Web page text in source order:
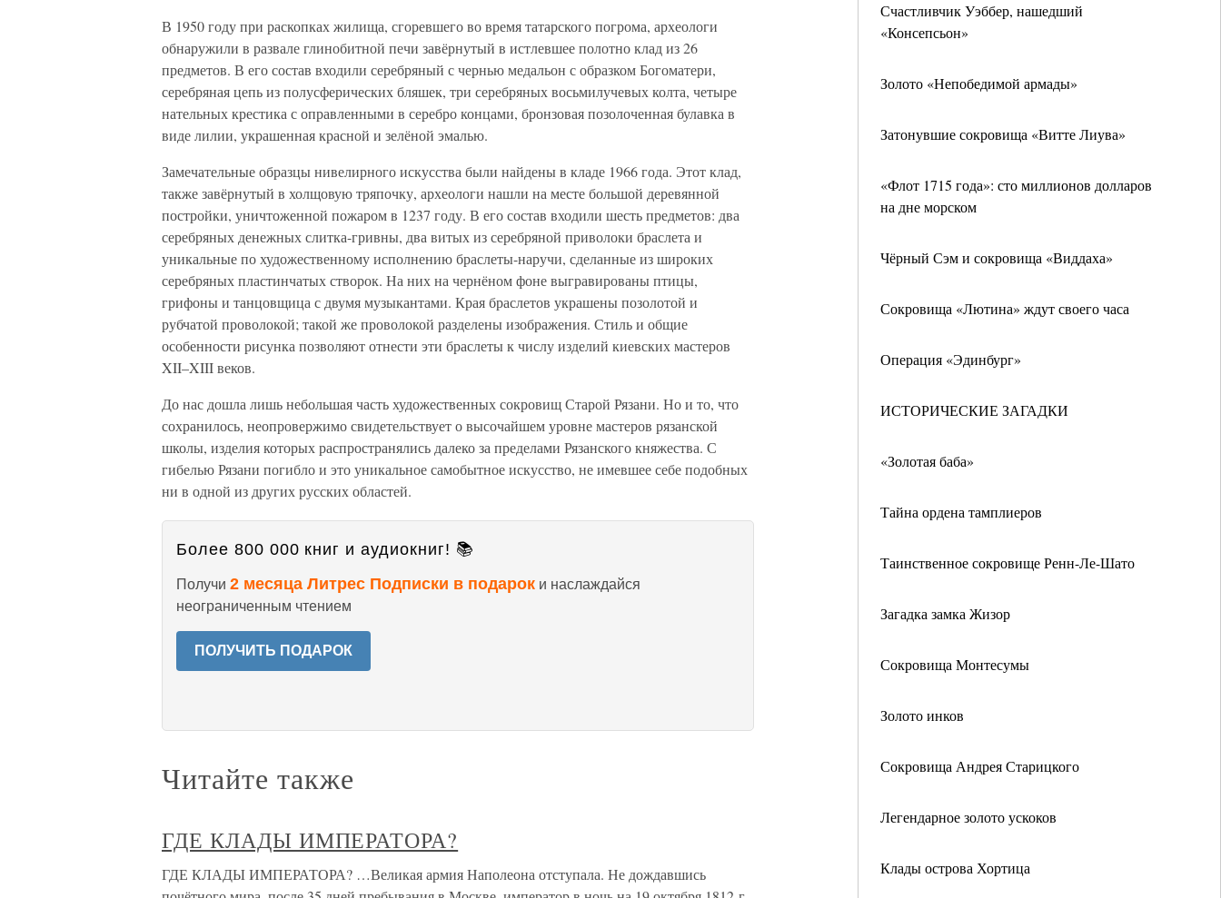
Счастливчик Уэббер, нашедший
«Консепсьон»
Золото «Непобедимой армады»
Затонувшие сокровища «Витте Лиува»
«Флот 1715 года»: сто миллионов долларов
на дне морском
Чёрный Сэм и сокровища «Виддаха»
Сокровища «Лютина» ждут своего часа
Операция «Эдинбург»
ИСТОРИЧЕСКИЕ ЗАГАДКИ
«Золотая баба»
Тайна ордена тамплиеров
Таинственное сокровище Ренн-Ле-Шато
Загадка замка Жизор
Сокровища Монтесумы
Золото инков
Сокровища Андрея Старицкого
Легендарное золото ускоков
Клады острова Хортица
В 1950 году при раскопках жилища, сгоревшего во время татарского погрома, археологи
обнаружили в развале глинобитной печи завёрнутый в истлевшее полотно клад из 26
предметов. В его состав входили серебряный с чернью медальон с образком Богоматери,
серебряная цепь из полусферических бляшек, три серебряных восьмилучевых колта, четыре
нательных крестика с оправленными в серебро концами, бронзовая позолоченная булавка в
виде лилии, украшенная красной и зелёной эмалью.
Замечательные образцы нивелирного искусства были найдены в кладе 1966 года. Этот клад,
также завёрнутый в холщовую тряпочку, археологи нашли на месте большой деревянной
постройки, уничтоженной пожаром в 1237 году. В его состав входили шесть предметов: два
серебряных денежных слитка-гривны, два витых из серебряной приволоки браслета и
уникальные по художественному исполнению браслеты-наручи, сделанные из широких
серебряных пластинчатых створок. На них на чернёном фоне выгравированы птицы,
грифоны и танцовщица с двумя музыкантами. Края браслетов украшены позолотой и
рубчатой проволокой; такой же проволокой разделены изображения. Стиль и общие
особенности рисунка позволяют отнести эти браслеты к числу изделий киевских мастеров
XII–XIII веков.
До нас дошла лишь небольшая часть художественных сокровищ Старой Рязани. Но и то, что
сохранилось, неопровержимо свидетельствует о высочайшем уровне мастеров рязанской
школы, изделия которых распространялись далеко за пределами Рязанского княжества. С
гибелью Рязани погибло и это уникальное самобытное искусство, не имевшее себе подобных
ни в одной из других русских областей.
Более 800 000 книг и аудиокниг! 📚
Получи 2 месяца Литрес Подписки в подарок и наслаждайся
неограниченным чтением
ПОЛУЧИТЬ ПОДАРОК
Читайте также
ГДЕ КЛАДЫ ИМПЕРАТОРА?
ГДЕ КЛАДЫ ИМПЕРАТОРА? …Великая армия Наполеона отступала. Не дождавшись